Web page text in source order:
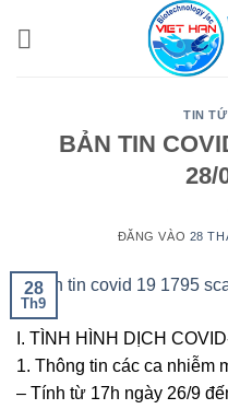
TIN
BẢN TIN
28/
ĐĂNG VÀO 28
28
Th9
I. TÌNH HÌNH DỊCH
1. Thông tin các ca nhiễm
– Tính từ 17h ngày 26/9